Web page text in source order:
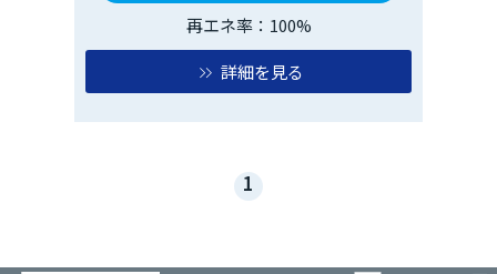
再エネ率：100%
詳細を見る
1